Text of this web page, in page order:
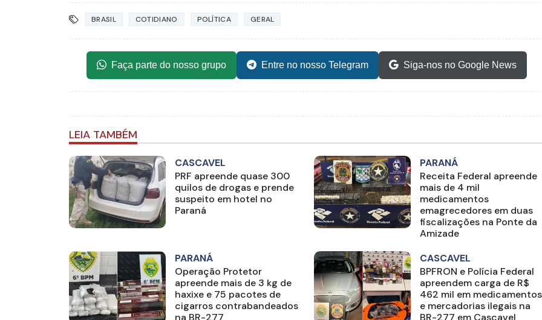
BRASIL COTIDIANO POLÍTICA GERAL
Faça parte do nosso grupo Entre no nosso Telegram Siga-nos no Google News
LEIA TAMBÉM
CASCAVEL
PRF apreende quase 300
quilos de drogas e prende
suspeito em hotel no
Paraná
PARANÁ
Receita Federal apreende
mais de 4 mil
medicamentos
emagrecedores em duas
fiscalizações na Ponte da
Amizade
PARANÁ
Operação Protetor
apreende mais de 3 kg de
haxixe e 75 pacotes de
cigarros contrabandeados
na BR-277
CASCAVEL
BPFRON e Polícia Federal
apreendem carga de R$
462 mil em medicamentos
e mercadorias ilegais na
BR-277 em Cascavel